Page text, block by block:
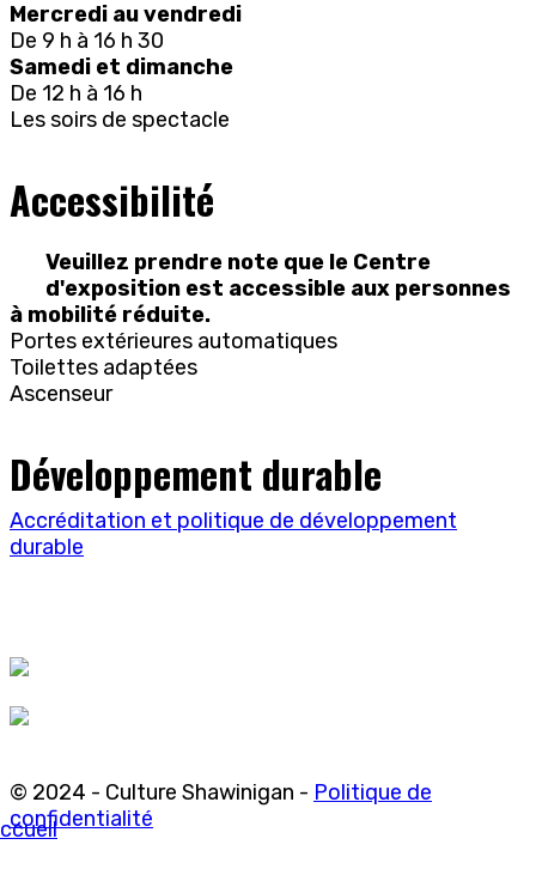
Mercredi au vendredi
De 9 h à 16 h 30
Samedi et dimanche
De 12 h à 16 h
Les soirs de spectacle
Accessibilité
Veuillez prendre note que le Centre
d'exposition est accessible aux personnes
à mobilité réduite.
Portes extérieures automatiques
Toilettes adaptées
Ascenseur
Développement durable
Accréditation et politique de développement
durable
© 2024 - Culture Shawinigan - Politique de
confidentialité